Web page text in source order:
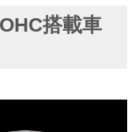
搭載車